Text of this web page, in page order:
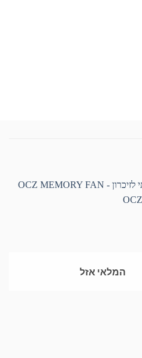
המלאי אזל